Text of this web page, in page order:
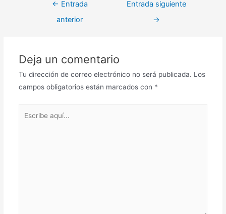
← Entrada
anterior
Entrada siguiente
→
Deja un comentario
Tu dirección de correo electrónico no será publicada. Los
campos obligatorios están marcados con *